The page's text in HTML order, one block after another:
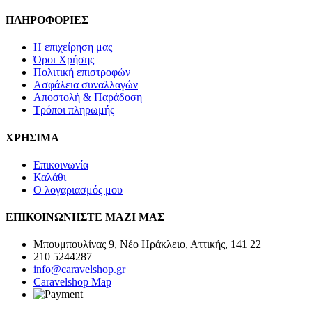
ΠΛΗΡΟΦΟΡΙΕΣ
Η επιχείρηση μας
Όροι Χρήσης
Πολιτική επιστροφών
Ασφάλεια συναλλαγών
Αποστολή & Παράδοση
Τρόποι πληρωμής
ΧΡΗΣΙΜΑ
Επικοινωνία
Καλάθι
Ο λογαριασμός μου
ΕΠΙΚΟΙΝΩΝΗΣΤΕ ΜΑΖΙ ΜΑΣ
Μπουμπουλίνας 9, Νέο Ηράκλειο, Αττικής, 141 22
210 5244287
info@caravelshop.gr
Caravelshop Map